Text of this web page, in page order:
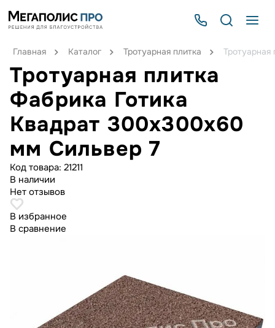
Главная Каталог Тротуарная плитка
Тротуарная плитка
Фабрика Готика
Квадрат 300х300х60
мм Сильвер 7
Код товара: 21211
В наличии
Нет отзывов
В избранное
В сравнение